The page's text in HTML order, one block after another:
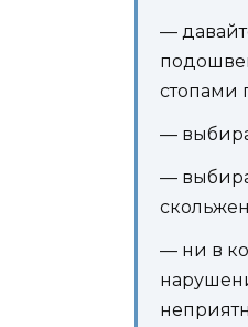
—
стопами
—
—
— ни в